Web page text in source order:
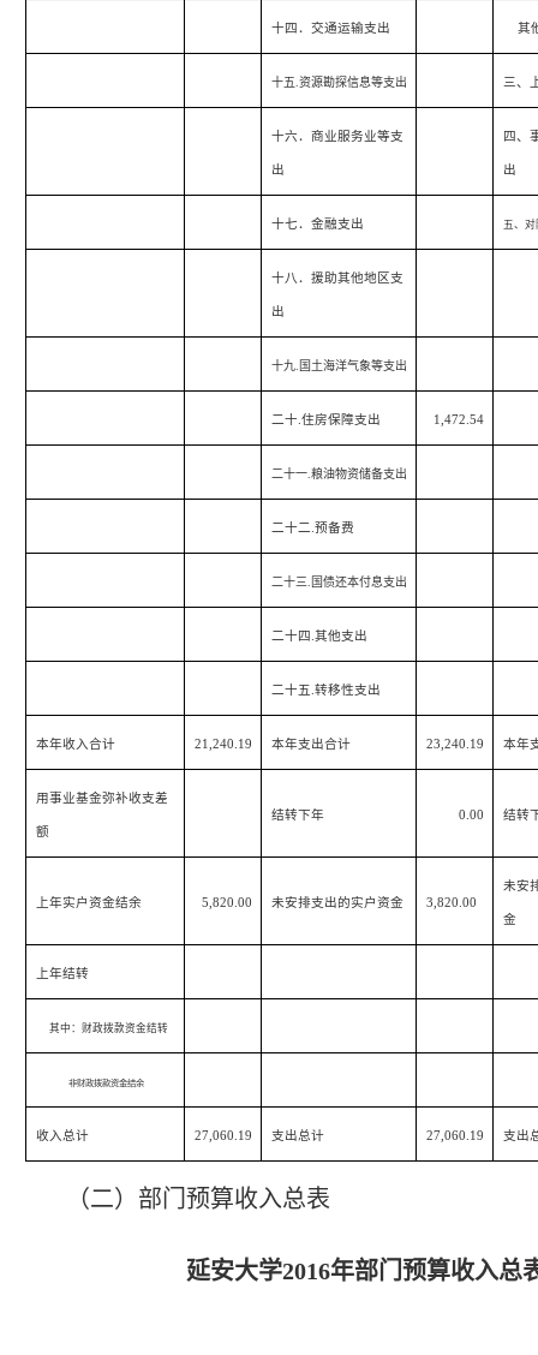
十四．交通运输支出 其
十五.资源勘探信息等支出 三、
十六．商业服务业等支
出
四、
出
十七．金融支出 五、
十八．援助其他地区支
出
十九. 国土海洋气象等支出
二十.住房保障支出 1,472.54
二十一.粮油物资储备支出
二十二.预备费
二十三. 国债还本付息支出
二十四.其他支出
二十五.转移性支出
本年收入合计 21,240.19 本年支出合计 23,240.19 本年
用事业基金弥补收支差
额
结转下年 0.00 结转
上年实户资金结余 5,820.00 未安排支出的实户资金 3,820.00
未安
金
上年结转
其中：财政拨款资金结转
非财政拨款资金结余
收入总计 27,060.19 支出总计 27,060.19 支出
（二）部门预算收入总表
延安大学2016年部门预算收入总